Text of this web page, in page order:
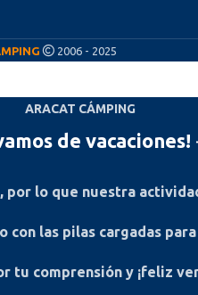
2006 - 2025
ARACAT CÁMPING
de
por lo que nuestra
con las pilas cargadas
tu comprensión y ¡feliz